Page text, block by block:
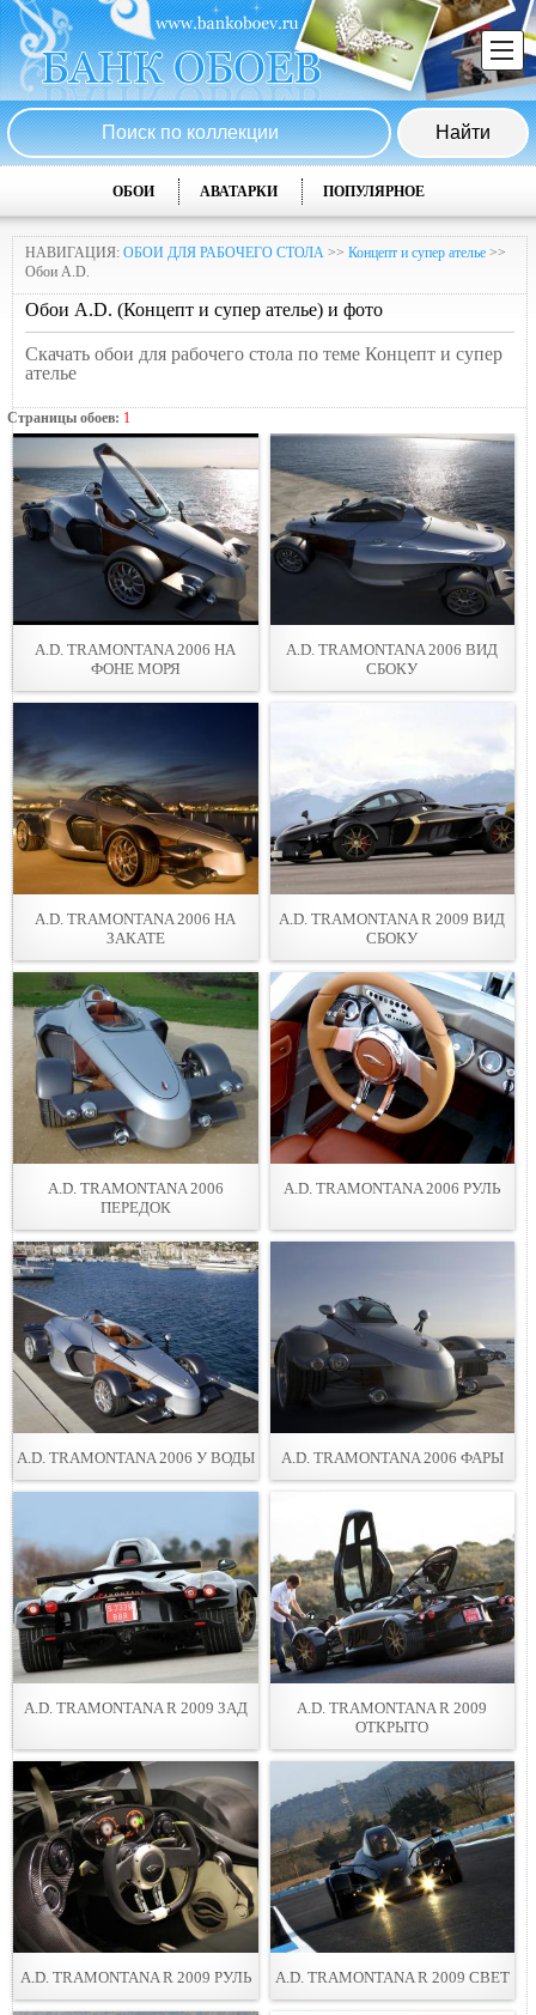
ОБОИ АВАТАРКИ ПОПУЛЯРНОЕ
НАВИГАЦИЯ: ОБОИ ДЛЯ РАБОЧЕГО СТОЛА >> Концепт и супер ателье >>
Обои A.D.
Обои A.D. (Концепт и супер ателье) и фото
Скачать обои для рабочего стола по теме Концепт и супер
ателье
Страницы обоев: 1
A.D. TRAMONTANA 2006 НА
ФОНЕ МОРЯ
A.D. TRAMONTANA 2006 ВИД
СБОКУ
A.D. TRAMONTANA 2006 НА
ЗАКАТЕ
A.D. TRAMONTANA R 2009 ВИД
СБОКУ
A.D. TRAMONTANA 2006
ПЕРЕДОК
A.D. TRAMONTANA 2006 РУЛЬ
A.D. TRAMONTANA 2006 У ВОДЫ A.D. TRAMONTANA 2006 ФАРЫ
A.D. TRAMONTANA R 2009 ЗАД
A.D. TRAMONTANA R 2009
ОТКРЫТО
A.D. TRAMONTANA R 2009 РУЛЬ A.D. TRAMONTANA R 2009 СВЕТ